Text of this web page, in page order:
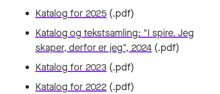
Katalog for 2025 (.pdf)
Katalog og tekstsamling: "I spire. Jeg
skaper, derfor er jeg", 2024 (.pdf)
Katalog for 2023 (.pdf)
Katalog for 2022 (.pdf)